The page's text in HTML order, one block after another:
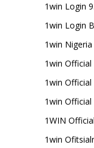
1win Login
1win Login
1win Nigeria
1win Official
1win Official
1win Official
1WIN
1win